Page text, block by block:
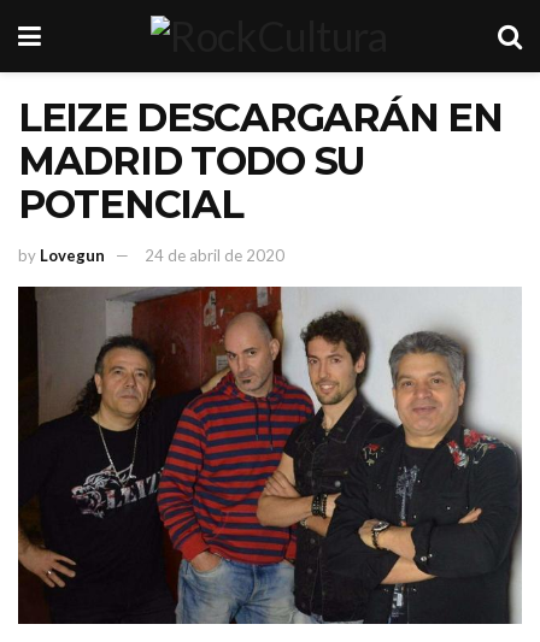
LEIZE DESCARGARÁN EN
MADRID TODO SU
POTENCIAL
by Lovegun 24 de abril de 2020